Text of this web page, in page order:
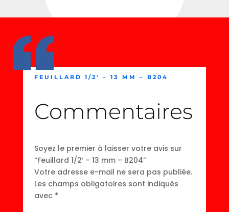
FEUILLARD 1/2′ – 13 MM – B204
Commentaires
Soyez le premier à laisser votre avis sur
“Feuillard 1/2′ – 13 mm – B204”
Votre adresse e-mail ne sera pas publiée.
Les champs obligatoires sont indiqués
avec *